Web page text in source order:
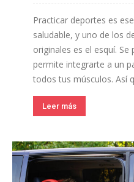
Practicar deportes es
saludable, y uno de los
originales es el esquí. Se
permite integrarte a un
todos tus músculos. Así
Leer más